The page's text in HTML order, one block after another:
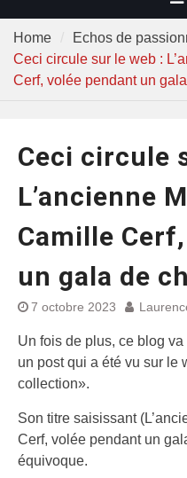
Home
Echos de
Ceci circule sur le web :
Cerf, volée pendant un
Ceci circule
L’ancienne
Camille
un gala de
7 octobre 2023
Un fois de plus, ce blog
un post qui a été vu sur le
collection».
Son titre saisissant
Cerf, volée pendant un
équivoque.